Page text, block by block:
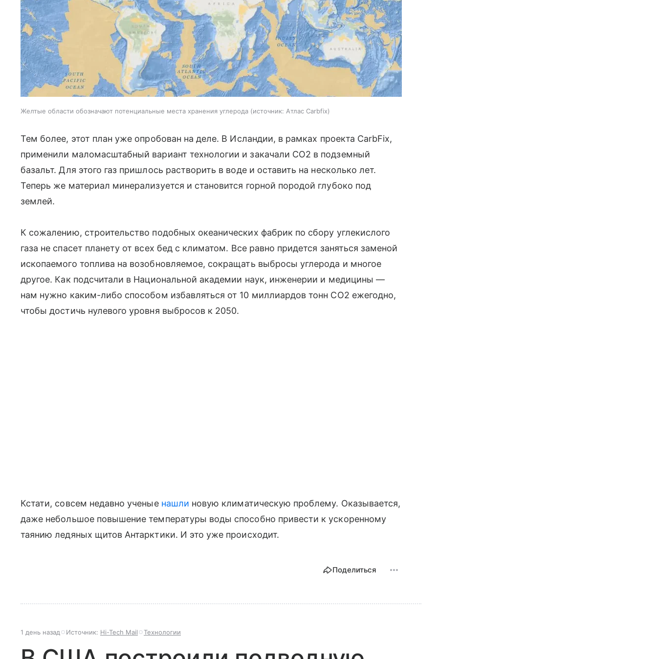
Желтые области обозначают потенциальные места хранения углерода источник: Атлас Carbfix
Тем более, этот план уже опробован на деле. В Исландии, в рамках проекта CarbFix,
применили маломасштабный вариант технологии и закачали CO2 в подземный
базальт. Для этого газ пришлось растворить в воде и оставить на несколько лет.
Теперь же материал минерализуется и становится горной породой глубоко под
землей.
К сожалению, строительство подобных океанических фабрик по сбору углекислого
газа не спасет планету от всех бед с климатом. Все равно придется заняться заменой
ископаемого топлива на возобновляемое, сокращать выбросы углерода и многое
другое. Как подсчитали в Национальной академии наук, инженерии и медицины —
нам нужно каким-либо способом избавляться от 10 миллиардов тонн CO2 ежегодно,
чтобы достичь нулевого уровня выбросов к 2050.
Кстати, совсем недавно ученые нашли новую климатическую проблему. Оказывается,
даже небольшое повышение температуры воды способно привести к ускоренному
таянию ледяных щитов Антарктики. И это уже происходит.
Поделиться
1 день назад Источник: Hi-Tech Mail Технологии